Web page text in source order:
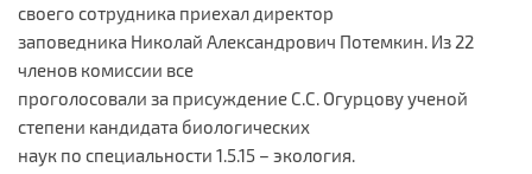
своего сотрудника приехал директор
заповедника Николай Александрович Потемкин. Из 22
членов комиссии все
проголосовали за присуждение С.С. Огурцову ученой
степени кандидата биологических
наук по специальности 1.5.15 – экология.